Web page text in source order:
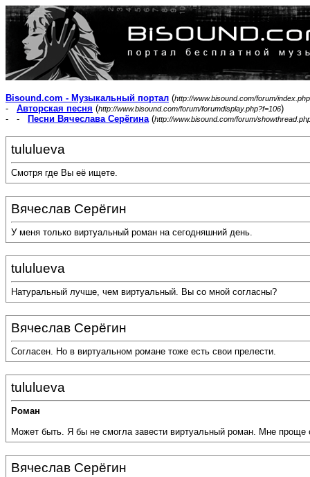
Bisound.com - Музыкальный портал (http://www.bisound.com/forum/index.php
- Авторская песня (http://www.bisound.com/forum/forumdisplay.php?f=106)
- -
Песни Вячеслава Серёгина(http://www.bisound.com/forum/
tululueva
Смотря где Вы её ищете.
Вячеслав Серёгин
У меня только виртуальный роман на сегодняшний день.
tululueva
Натуральный лучше, чем виртуальный. Вы со мной согласны?
Вячеслав Серёгин
Согласен. Но в виртуальном романе тоже есть свои прелести.
tululueva
Роман
Может быть. Я бы не смогла завести виртуальный роман. Мне
Вячеслав Серёгин